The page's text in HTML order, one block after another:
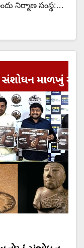
నిర్మాణ సంస్థ:…